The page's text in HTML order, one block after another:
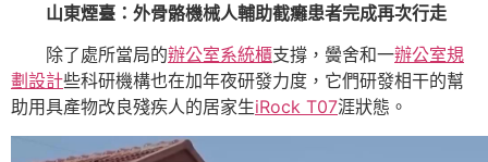
山東煙臺：外骨骼機械人輔助截癱患者完成再次行走
除了處所當局的辦公室系統櫃支撐，黌舍和一辦公室規
劃設計些科研機構也在加年夜研發力度，它們研發相干的幫
助用具產物改良殘疾人的居家生iRock T07涯狀態。